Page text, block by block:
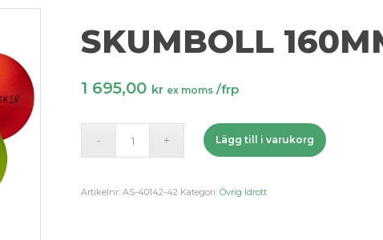
SKUMBOLL
1 695,00 kr ex moms /frp
Lägg till i varukorg
Artikelnr:AS-40142-42 Kategori:Övrig Idrott